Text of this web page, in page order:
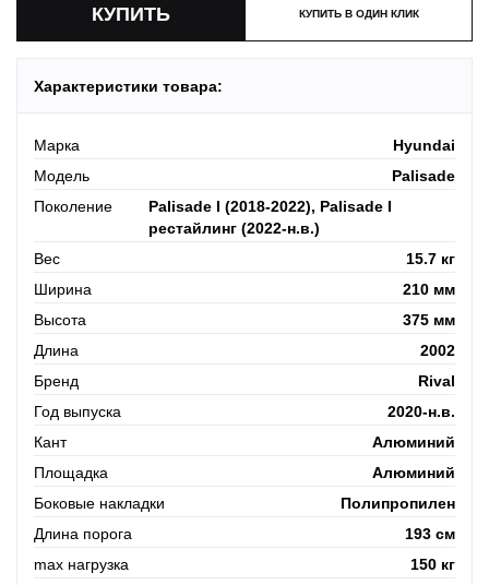
КУПИТЬ В ОДИН КЛИК
Характеристики товара:
Марка
Hyundai
Модель
Palisade
Поколение
Palisade I (2018-2022), Palisade I
рестайлинг (2022-н.в.)
Вес
15.7 кг
Ширина
210 мм
Высота
375 мм
Длина
2002
Бренд
Rival
Год выпуска
2020-н.в.
Кант
Алюминий
Площадка
Алюминий
Боковые накладки
Полипропилен
Длина порога
193 см
max нагрузка
150 кг